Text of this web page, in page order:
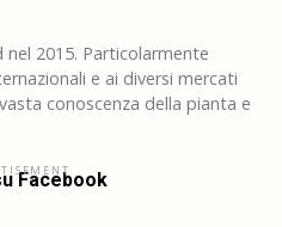
2015. Particolarmente
e ai diversi mercati
conoscenza della pianta e
Facebook